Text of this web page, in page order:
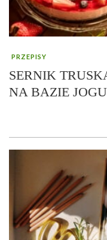
PRZEPISY
SERNIK
NA BAZIE